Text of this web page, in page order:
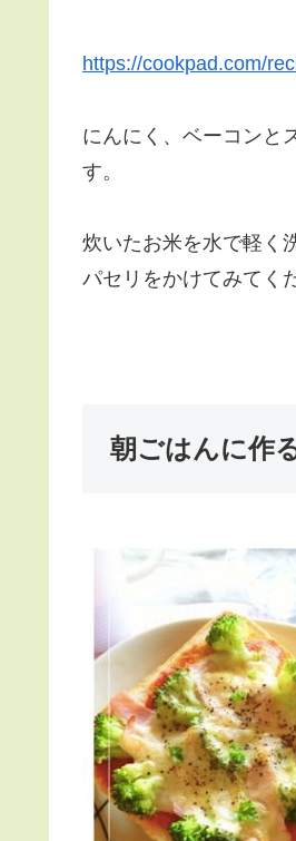
https://cookpad.com/
にんにく、ベーコンと
す。
炊いたお米を水で軽く
パセリをかけてみてく
朝ごはんに作